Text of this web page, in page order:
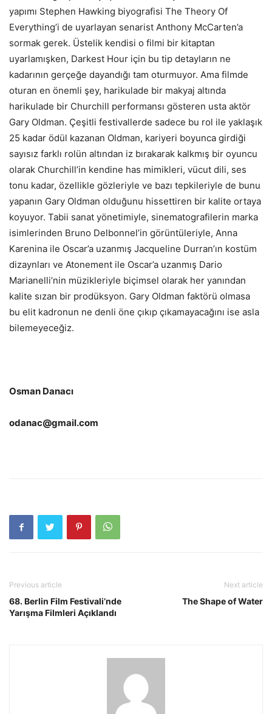
yapımı Stephen Hawking biyografisi The Theory Of
Everything’i de uyarlayan senarist Anthony McCarten’a
sormak gerek. Üstelik kendisi o filmi bir kitaptan
uyarlamışken, Darkest Hour için bu tip detayların ne
kadarının gerçeğe dayandığı tam oturmuyor. Ama filmde
oturan en önemli şey, harikulade bir makyaj altında
harikulade bir Churchill performansı gösteren usta aktör
Gary Oldman. Çeşitli festivallerde sadece bu rol ile yaklaşık
25 kadar ödül kazanan Oldman, kariyeri boyunca girdiği
sayısız farklı rolün altından iz bırakarak kalkmış bir oyuncu
olarak Churchill’in kendine has mimikleri, vücut dili, ses
tonu kadar, özellikle gözleriyle ve bazı tepkileriyle de bunu
yapanın Gary Oldman olduğunu hissettiren bir kalite ortaya
koyuyor. Tabii sanat yönetimiyle, sinematografilerin marka
isimlerinden Bruno Delbonnel’in görüntüleriyle, Anna
Karenina ile Oscar’a uzanmış Jacqueline Durran’ın kostüm
dizaynları ve Atonement ile Oscar’a uzanmış Dario
Marianelli’nin müzikleriyle biçimsel olarak her yanından
kalite sızan bir prodüksyon. Gary Oldman faktörü olmasa
bu elit kadronun ne denli öne çıkıp çıkamayacağını ise asla
bilemeyeceğiz.
Osman Danacı
odanac@gmail.com
Previous article
68. Berlin Film Festivali’nde
Yarışma Filmleri Açıklandı
Next article
The Shape of Water